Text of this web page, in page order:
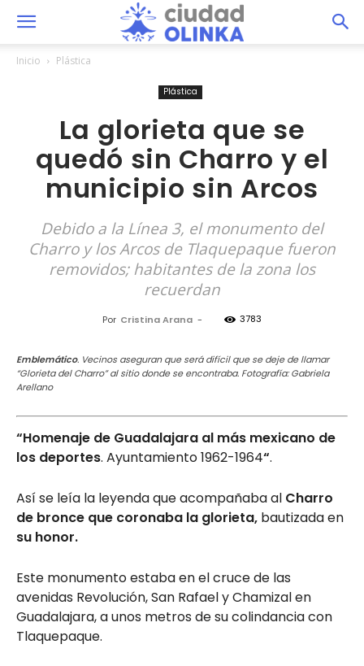
Inicio Plástica
Plástica
La glorieta que se
quedó sin Charro y el
municipio sin Arcos
Debido a la Línea 3, el monumento del
Charro y los Arcos de Tlaquepaque fueron
removidos; habitantes de la zona los
recuerdan
Por Cristina Arana - 3783
Emblemático. Vecinos aseguran que será difícil que se deje de llamar
“Glorieta del Charro” al sitio donde se encontraba. Fotografía: Gabriela
Arellano
“Homenaje de Guadalajara al más mexicano de
los deportes. Ayuntamiento 1962-1964“.
Así se leía la leyenda que acompañaba al Charro
de bronce que coronaba la glorieta, bautizada en
su honor.
Este monumento estaba en el cruce de las
avenidas Revolución, San Rafael y Chamizal en
Guadalajara, a unos metros de su colindancia con
Tlaquepaque.